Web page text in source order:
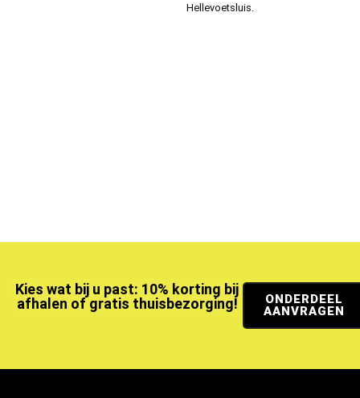
Hellevoetsluis.
Kies wat bij u past: 10% korting bij
afhalen of gratis thuisbezorging!
ONDERDEEL
AANVRAGEN